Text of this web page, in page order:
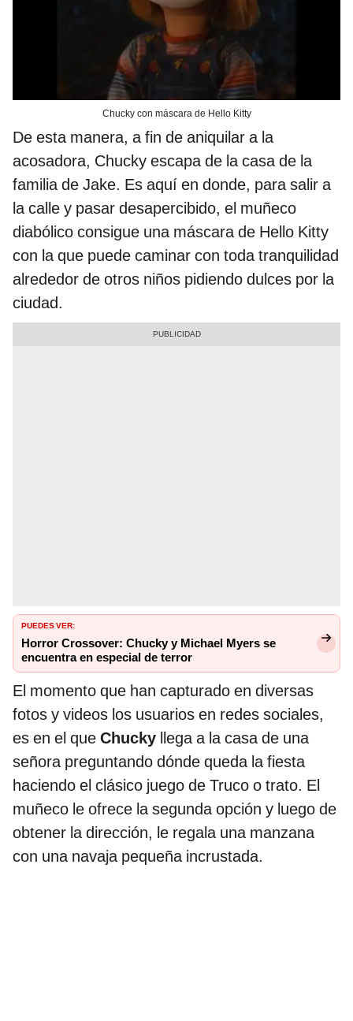
Chucky con máscara de Hello Kitty
De esta manera, a fin de aniquilar a la
acosadora, Chucky escapa de la casa de la
familia de Jake. Es aquí en donde, para salir a
la calle y pasar desapercibido, el muñeco
diabólico consigue una máscara de Hello Kitty
con la que puede caminar con toda tranquilidad
alrededor de otros niños pidiendo dulces por la
ciudad.
PUEDES VER:
Horror Crossover: Chucky y Michael Myers se
encuentra en especial de terror
El momento que han capturado en diversas
fotos y videos los usuarios en redes sociales,
es en el que Chucky llega a la casa de una
señora preguntando dónde queda la fiesta
haciendo el clásico juego de Truco o trato. El
muñeco le ofrece la segunda opción y luego de
obtener la dirección, le regala una manzana
con una navaja pequeña incrustada.